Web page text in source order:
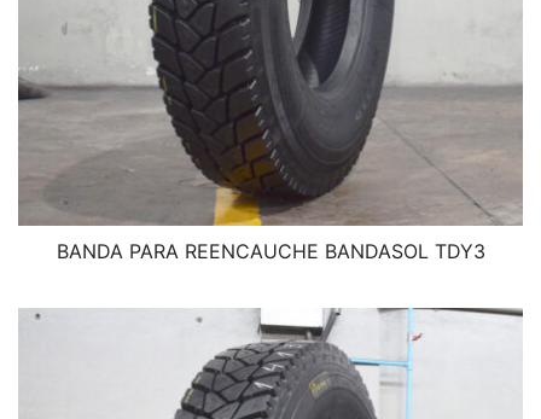
BANDA PARA REENCAUCHE BANDASOL TDY3